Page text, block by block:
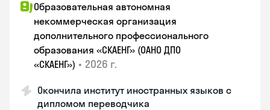
Образовательная автономная
некоммерческая организация
дополнительного профессионального
образования «СКАЕНГ» (ОАНО ДПО
«СКАЕНГ») • 2026 г.
Окончила институт иностранных языков с
дипломом переводчика